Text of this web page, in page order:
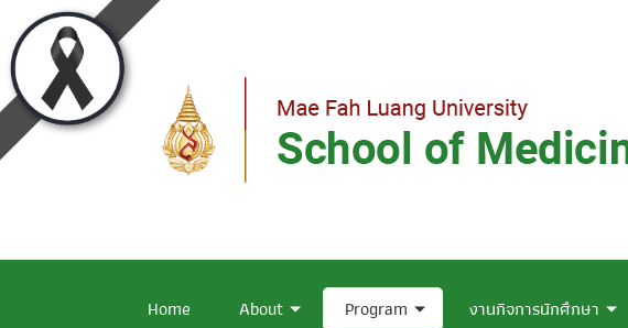
Home About Program งานกิจการนักศึกษา